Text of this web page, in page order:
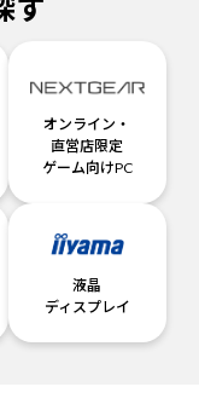
す
オンライン・
直営店限定
ゲーム向けPC
液晶
ディスプレイ